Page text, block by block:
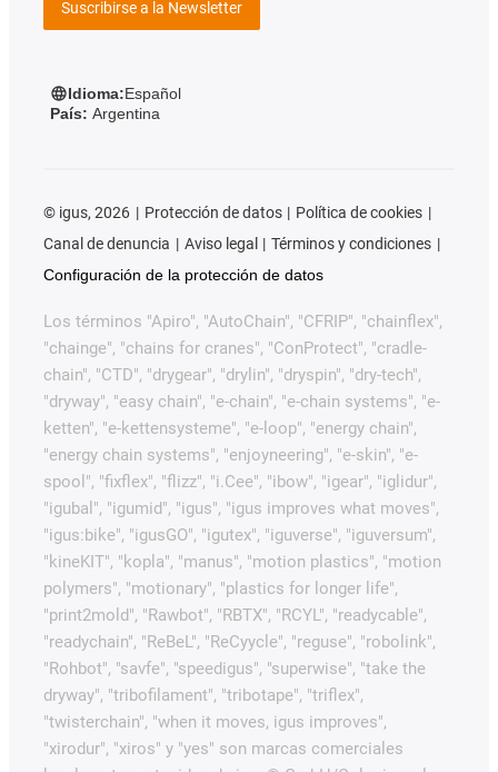
Suscribirse a la Newsletter
Idioma:Español
País: Argentina
© igus, 2026 Protección de datos
Política de cookies
Canal de denuncia
Aviso legal
Términos y condiciones
Configuración de la protección de datos
Los términos "Apiro", "AutoChain", "CFRIP", "chainflex",
"chainge", "chains for cranes", "ConProtect", "cradle-
chain", "CTD", "drygear", "drylin", "dryspin", "dry-tech",
"dryway", "easy chain", "e-chain", "e-chain systems", "e-
ketten", "e-kettensysteme", "e-loop", "energy chain",
"energy chain systems", "enjoyneering", "e-skin", "e-
spool", "fixflex", "flizz", "i.Cee", "ibow", "igear", "iglidur",
"igubal", "igumid", "igus", "igus improves what moves",
"igus:bike", "igusGO", "igutex", "iguverse", "iguversum",
"kineKIT", "kopla", "manus", "motion plastics", "motion
polymers", "motionary", "plastics for longer life",
"print2mold", "Rawbot", "RBTX", "RCYL", "readycable",
"readychain", "ReBeL", "ReCyycle", "reguse", "robolink",
"Rohbot", "savfe", "speedigus", "superwise", "take the
dryway", "tribofilament", "tribotape", "triflex",
"twisterchain", "when it moves, igus improves",
"xirodur", "xiros" y "yes" son marcas comerciales